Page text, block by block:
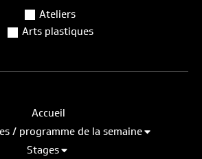
Ateliers
Arts plastiques
Accueil
/ programme de la semaine
Stages